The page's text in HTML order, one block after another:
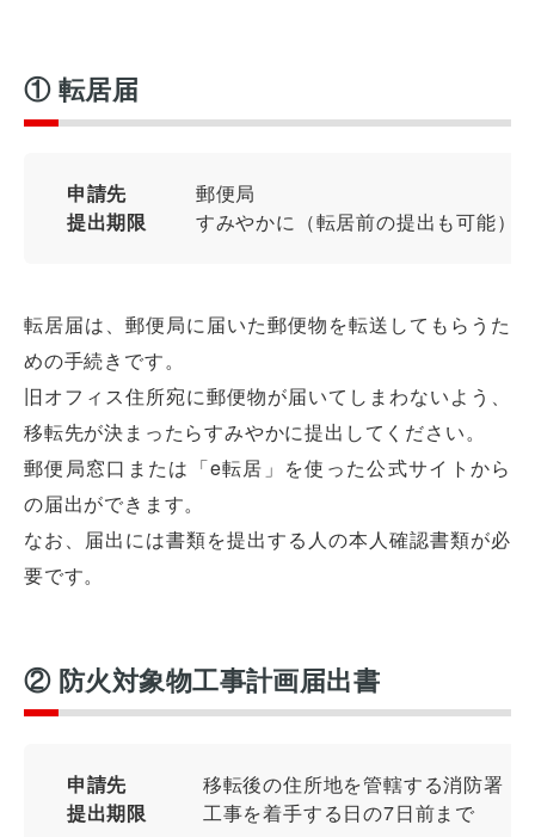
① 転居届
申請先
郵便局
提出期限
すみやかに（転居前の提出も可能）
転居届は、郵便局に届いた郵便物を転送してもらうた
めの手続きです。
旧オフィス住所宛に郵便物が届いてしまわないよう、
移転先が決まったらすみやかに提出してください。
郵便局窓口または「e転居」を使った公式サイトから
の届出ができます。
なお、届出には書類を提出する人の本人確認書類が必
要です。
② 防火対象物工事計画届出書
申請先
移転後の住所地を管轄する消防署
提出期限
工事を着手する日の7日前まで